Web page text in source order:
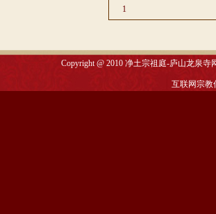
1
Copyright @ 2010净土宗祖庭-庐山龙泉寺
互联网宗教